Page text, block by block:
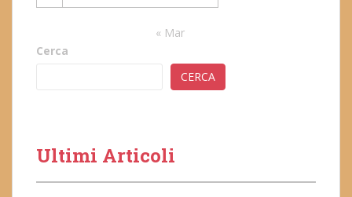
« Mar
Cerca
CERCA
Ultimi Articoli